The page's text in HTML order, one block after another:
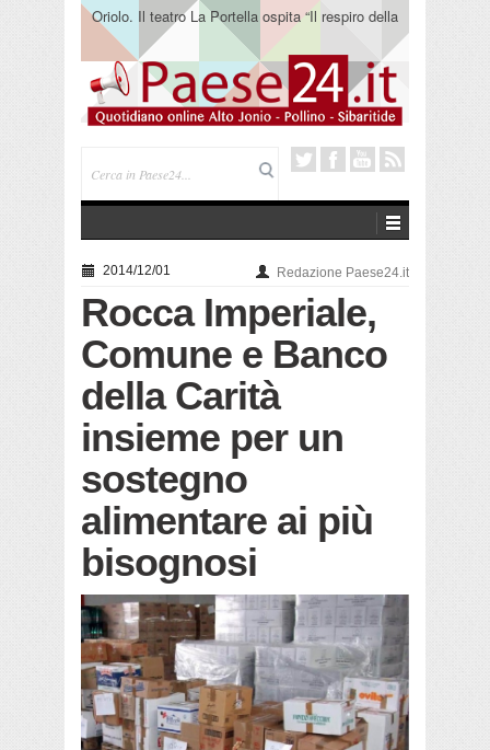
Oriolo. Il teatro La Portella ospita “Il respiro della
terra” del collettivo 365
2014/12/01 Redazione Paese24.it
Rocca Imperiale,
Comune e Banco
della Carità
insieme per un
sostegno
alimentare ai più
bisognosi